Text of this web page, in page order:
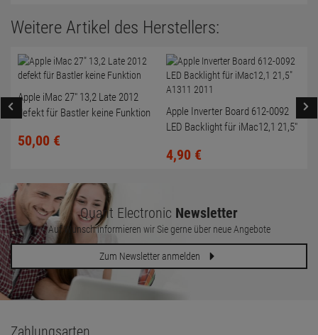
Weitere Artikel des Herstellers:
Apple iMac 27" 13,2 Late 2012
defekt für Bastler keine Funktion
50,00 €
Apple Inverter Board 612-0092
LED Backlight für iMac12,1 21,5"
4,90 €
Quant Electronic Newsletter
Auf Wunsch informieren wir Sie gerne über neue Angebote
Zum Newsletter anmelden
Zahlungsarten